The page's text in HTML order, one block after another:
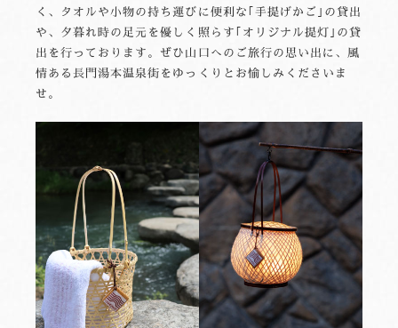
く、タオルや小物の持ち運びに便利な｢手提げかご｣の貸出
や、夕暮れ時の足元を優しく照らす｢オリジナル提灯｣の貸
出を行っております。ぜひ山口へのご旅行の思い出に、風
情ある長門湯本温泉街をゆっくりとお愉しみくださいま
せ。